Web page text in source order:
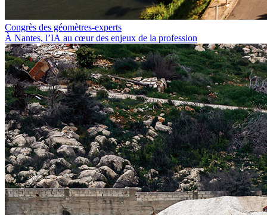
Congrès des géomètres-experts
À Nantes, l’IA au cœur des enjeux de la profession